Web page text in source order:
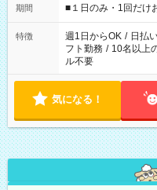
げるお仕事も！ ご希望のお時間に合わせてご紹介！ ※シフトは
ください！
期間 ■１日のみ・1回だけ
特徴 週1日からOK / 日払
フト勤務 / 10名以上
ル不要
気になる！